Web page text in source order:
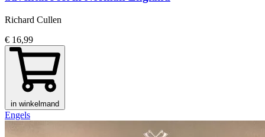
Richard Cullen
€ 16,99
in winkelmand
Engels